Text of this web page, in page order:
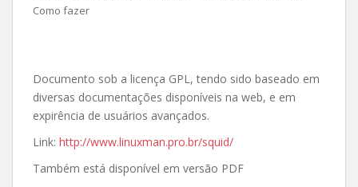
Como fazer
Documento sob a licença GPL, tendo sido baseado em
diversas documentações disponíveis na web, e em
expirência de usuários avançados.
Link: http://www.linuxman.pro.br/squid/
Também está disponível em versão PDF